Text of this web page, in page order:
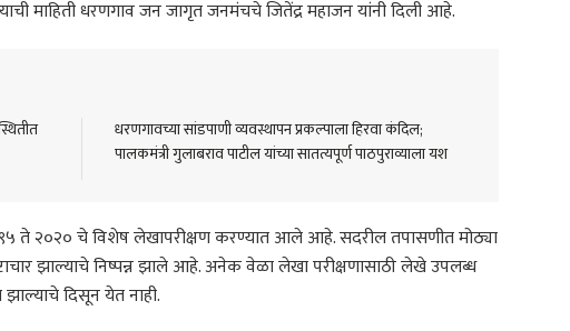
माहिती धरणगाव जन जागृत जनमंचचे जितेंद्र महाजन यांनी दिली आहे.
धरणगावच्या सांडपाणी व्यवस्थापन प्रकल्पाला हिरवा कंदिल;
पालकमंत्री गुलाबराव पाटील यांच्या सातत्यपूर्ण पाठपुराव्याला यश
ते २०२० चे विशेष लेखापरीक्षण करण्यात आले आहे. सदरील तपासणीत मोठ्या
झाल्याचे निष्पन्न झाले आहे. अनेक वेळा लेखा परीक्षणासाठी लेखे उपलब्ध
दिसून येत नाही.